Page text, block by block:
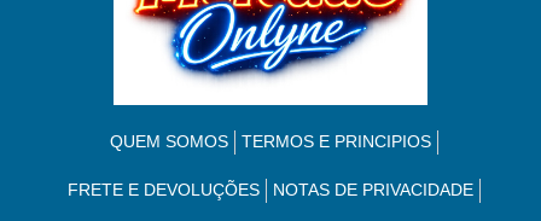
QUEM SOMOS TERMOS E PRINCIPIOS
FRETE E DEVOLUÇÕES NOTAS DE PRIVACIDADE